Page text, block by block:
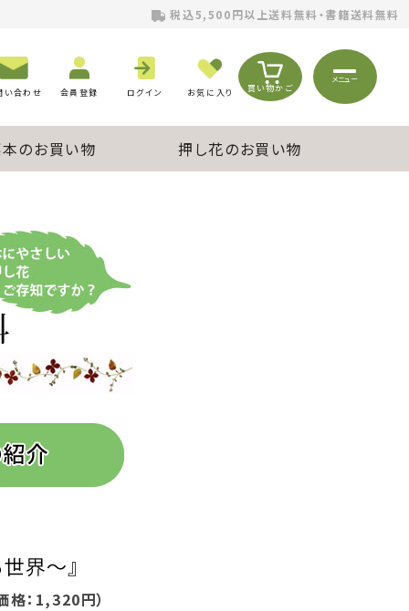
税込5,500円以上送料無料・書籍送料無料
い合わせ 会員登録 ログイン お気に入り 買い物かご
メニュー
のお買い物 押し花のお買い物
：1,320円）